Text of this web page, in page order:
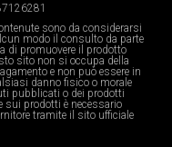
sono da considerarsi
modo il consulto da parte
di promuovere il prodotto
sito non si occupa della
e non può essere in
danno fisico o morale
pubblicati o dei prodotti
sui prodotti è necessario
tramite il sito ufficiale